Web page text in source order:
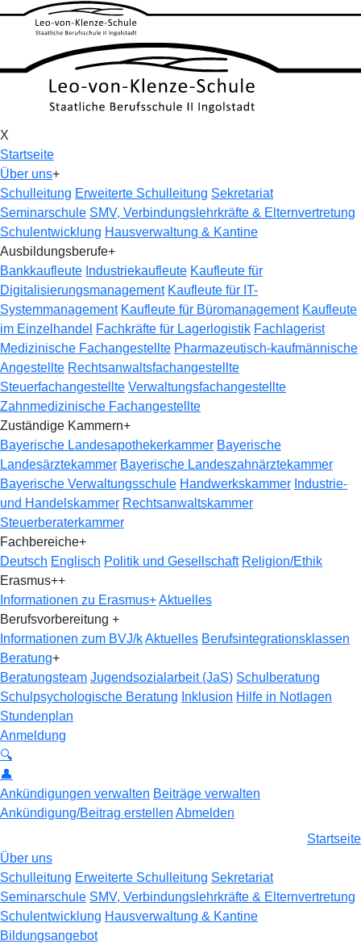
X
Startseite
Über uns+
Schulleitung Erweiterte Schulleitung Sekretariat
Seminarschule SMV, Verbindungslehrkräfte & Elternvertretung
Schulentwicklung Hausverwaltung & Kantine
Ausbildungsberufe+
Bankkaufleute Industriekaufleute Kaufleute für
Digitalisierungsmanagement Kaufleute für IT-
Systemmanagement Kaufleute für Büromanagement Kaufleute
im Einzelhandel Fachkräfte für Lagerlogistik Fachlagerist
Medizinische Fachangestellte Pharmazeutisch-kaufmännische
Angestellte Rechtsanwaltsfachangestellte
Steuerfachangestellte Verwaltungsfachangestellte
Zahnmedizinische Fachangestellte
Zuständige Kammern+
Bayerische Landesapothekerkammer Bayerische
Landesärztekammer Bayerische Landeszahnärztekammer
Bayerische Verwaltungsschule Handwerkskammer Industrie-
und Handelskammer Rechtsanwaltskammer
Steuerberaterkammer
Fachbereiche+
Deutsch Englisch Politik und Gesellschaft Religion/Ethik
Erasmus++
Informationen zu Erasmus+Aktuelles
Berufsvorbereitung +
Informationen zum BVJ/kAktuelles Berufsintegrationsklassen
Beratung+
Beratungsteam Jugendsozialarbeit (JaS) Schulberatung
Schulpsychologische Beratung Inklusion Hilfe in Notlagen
Stundenplan
Anmeldung
🔍
👤
Ankündigungen verwalten Beiträge verwalten
Ankündigung/Beitrag erstellen Abmelden
Startseite
Über uns
Schulleitung Erweiterte Schulleitung Sekretariat
Seminarschule SMV, Verbindungslehrkräfte & Elternvertretung
Schulentwicklung Hausverwaltung & Kantine
Bildungsangebot